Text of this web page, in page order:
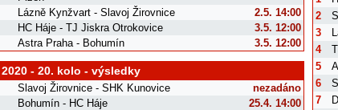
Lázně Kynžvart - Slavoj Žirovnice
2.5. 14:00
HC Háje - TJ Jiskra Otrokovice
3.5. 12:00
Astra Praha - Bohumín
3.5. 12:00
- 20. kolo - výsledky
Slavoj Žirovnice - SHK Kunovice
nezadáno
Bohumín - HC Háje
25.4. 14:00
2
3
4
5
6
7